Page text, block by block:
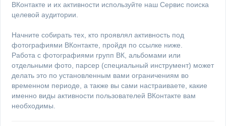
ВКонтакте и их активности используйте наш Сервис поиска
целевой аудитории.
Начните собирать тех, кто проявлял активность под
фотографиями ВКонтакте, пройдя по ссылке ниже.
Работа с фотографиями групп ВК, альбомами или
отдельными фото, парсер (специальный инструмент) может
делать это по установленным вами ограничениям во
временном периоде, а также вы сами настраиваете, какие
именно виды активности пользователей ВКонтакте вам
необходимы.